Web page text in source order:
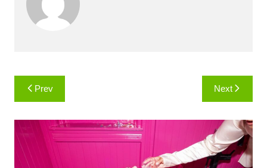
Навигация
Prev Next